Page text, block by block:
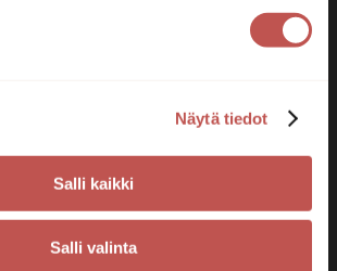
Näytä tiedot
Salli kaikki
Salli valinta